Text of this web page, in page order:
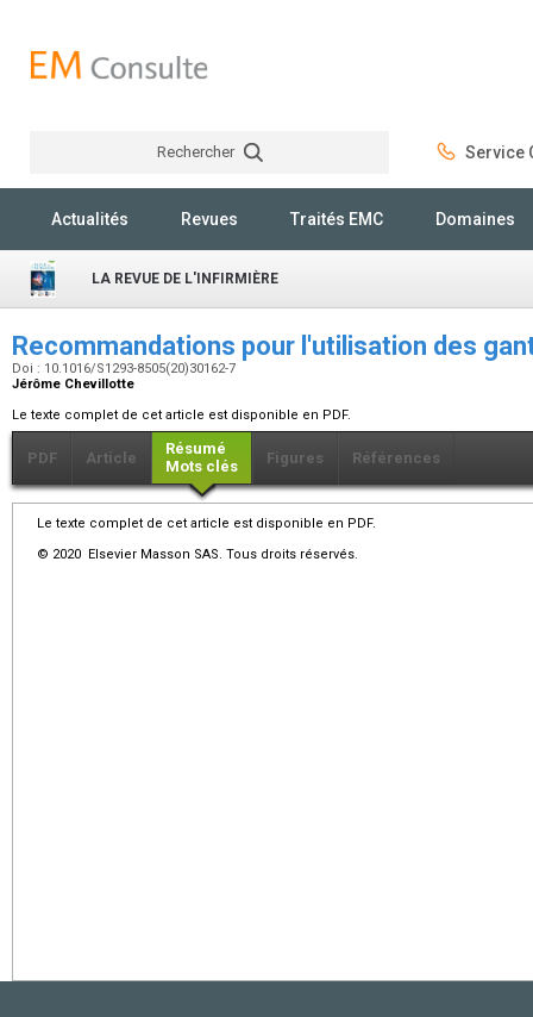
Rechercher Service
Actualités Revues Traités EMC Domaines
LA REVUE DE L'INFIRMIÈRE
Recommandations pour l'utilisation des
Doi : 10.1016/S1293-8505(20)30162-7
Jérôme Chevillotte
Le texte complet de cet article est disponible en PDF.
PDF Article
Résumé
Mots clés
Figures Références
Le texte complet de cet article est disponible en PDF.
© 2020 Elsevier Masson SAS. Tous droits réservés.